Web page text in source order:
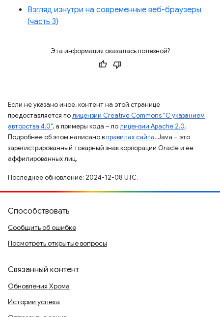
Взгляд изнутри на современные веб-браузеры
(часть 3)
Эта информация оказалась полезной?
Если не указано иное, контент на этой странице
предоставляется полицензии Creative Commons "С указанием
авторства 4.0", а примеры кода – полицензии Apache 2.0.
Подробнее об этом написано вправилах сайта. Java – это
зарегистрированный товарный знак корпорации Oracle и ее
аффилированных лиц.
Последнее обновление: 2024-12-08 UTC.
Способствовать
Сообщить об ошибке
Посмотреть открытые вопросы
Связанный контент
Обновления Хрома
Истории успеха